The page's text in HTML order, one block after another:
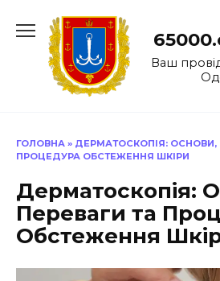
до
Ваш
ГОЛОВНА » ДЕРМАТОСКОПІЯ: ОСНОВИ,
ПРОЦЕДУРА ОБСТЕЖЕННЯ ШКІРИ
Дерматоскопія:
Переваги та
Обстеження